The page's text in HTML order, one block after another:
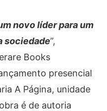
novo líder para um
sociedade”,
Books
presencial
A Página, unidade
é de autoria